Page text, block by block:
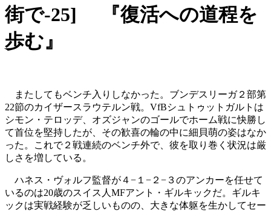
街で-25] 『復活への道程を
歩む』
またしてもベンチ入りしなかった。ブンデスリーガ２部第
22節のカイザースラウテルン戦。VfBシュトゥットガルトは
シモン・テロッデ、オズジャンのゴールでホーム戦に快勝し
て首位を堅持したが、その歓喜の輪の中に細貝萌の姿はなか
った。これで２戦連続のベンチ外で、彼を取り巻く状況は厳
しさを増している。
ハネス・ヴォルフ監督が４−１−２−３のアンカーを任せて
いるのは20歳のスイス人MFアント・ギルキックだ。ギルキ
ックは実戦経験が乏しいものの、大きな体躯を生かしてセー